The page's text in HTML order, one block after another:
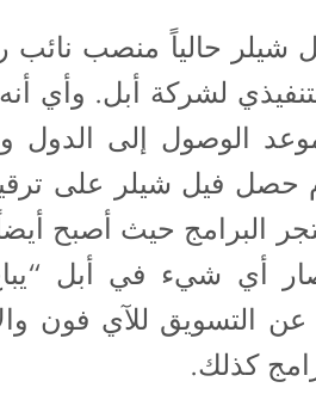
شيلر حالياً منصب
لشركة أبل. وأي
الوصول إلى الدول
حصل فيل شيلر على
البرامج حيث أصبح
أي شيء في أبل
كذلك.